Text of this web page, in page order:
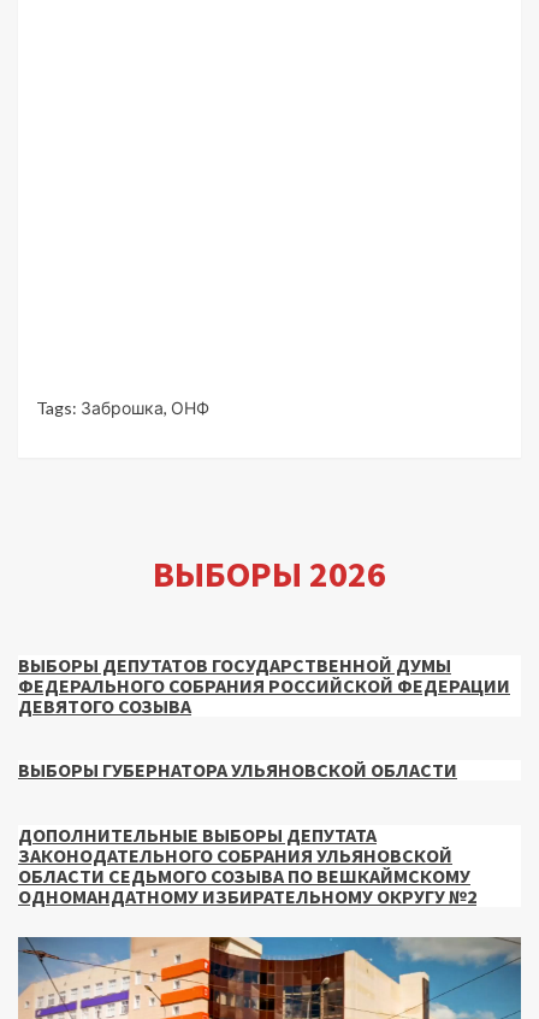
Tags: Заброшка, ОНФ
ВЫБОРЫ 2026
ВЫБОРЫ ДЕПУТАТОВ ГОСУДАРСТВЕННОЙ ДУМЫ
ФЕДЕРАЛЬНОГО СОБРАНИЯ РОССИЙСКОЙ ФЕДЕРАЦИИ
ДЕВЯТОГО СОЗЫВА
ВЫБОРЫ ГУБЕРНАТОРА УЛЬЯНОВСКОЙ ОБЛАСТИ
ДОПОЛНИТЕЛЬНЫЕ ВЫБОРЫ ДЕПУТАТА
ЗАКОНОДАТЕЛЬНОГО СОБРАНИЯ УЛЬЯНОВСКОЙ
ОБЛАСТИ СЕДЬМОГО СОЗЫВА ПО ВЕШКАЙМСКОМУ
ОДНОМАНДАТНОМУ ИЗБИРАТЕЛЬНОМУ ОКРУГУ №2